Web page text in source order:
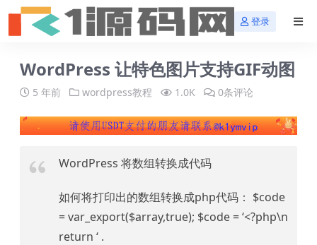
登录
WordPress 让特色图片支持GIF动图
5 年前 wordpress教程 1.0K 0条评论
WordPress 将数组转换成代码
如何将打印出的数组转换成php代码： $code
= var_export($array,true); $code = ‘<?php\n
return ‘ .